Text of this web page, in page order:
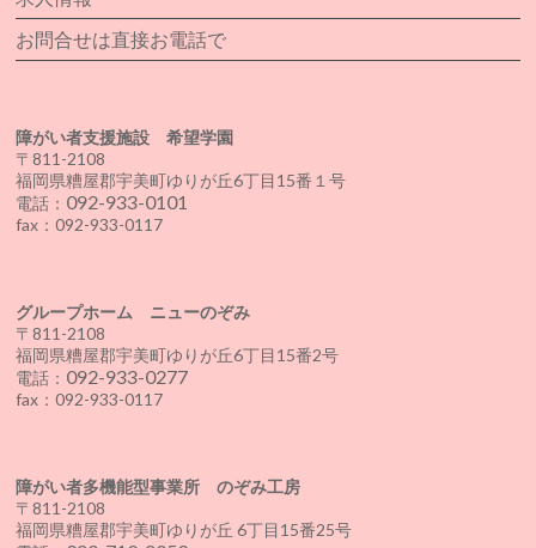
お問合せは直接お電話で
障がい者支援施設 希望学園
〒811-2108
福岡県糟屋郡宇美町ゆりが丘6丁目15番１号
電話： 092-933-0101
fax：092-933-0117
グループホーム ニューのぞみ
〒811-2108
福岡県糟屋郡宇美町ゆりが丘6丁目15番2号
電話： 092-933-0277
fax：092-933-0117
障がい者多機能型事業所 のぞみ工房
〒811-2108
福岡県糟屋郡宇美町ゆりが丘 6丁目15番25号